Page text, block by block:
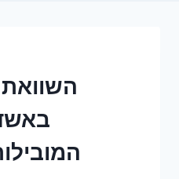
המובילות